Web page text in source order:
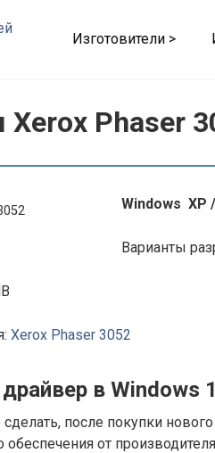
Изготовители >
Phaser
Windows XP
Варианты
Xerox Phaser 3052
в Windows
после покупки
обеспечения от